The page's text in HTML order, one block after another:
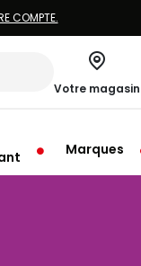
Votre magasin
Samedi à 10:00
Marques